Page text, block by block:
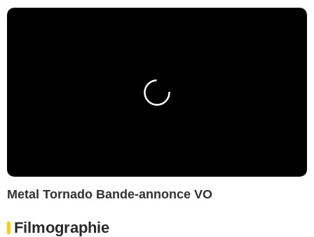
Metal Tornado Bande-annonce VO
Filmographie